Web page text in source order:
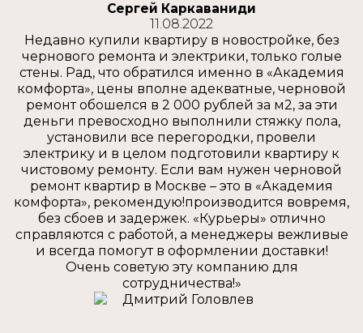
Сергей Каркаваниди
11.08.2022
Недавно купили квартиру в новостройке, без
чернового ремонта и электрики, только голые
стены. Рад, что обратился именно в «Академия
комфорта», цены вполне адекватные, черновой
ремонт обошелся в 2 000 рублей за м2, за эти
деньги превосходно выполнили стяжку пола,
установили все перегородки, провели
электрику и в целом подготовили квартиру к
чистовому ремонту. Если вам нужен черновой
ремонт квартир в Москве – это в «Академия
комфорта», рекомендую!производится вовремя,
без сбоев и задержек. «Курьеры» отлично
справляются с работой, а менеджеры вежливые
и всегда помогут в оформлении доставки!
Очень советую эту компанию для
сотрудничества!»